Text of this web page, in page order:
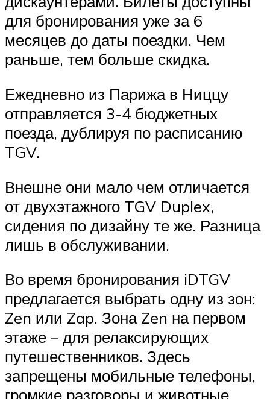
для бронирования уже за 6
месяцев до даты поездки. Чем
раньше, тем больше скидка.
Ежедневно из Парижа в Ниццу
отправляется 3-4 бюджетных
поезда, дублируя по расписанию
TGV.
Внешне они мало чем отличается
от двухэтажного TGV Duplex,
сидения по дизайну те же. Разница
лишь в обслуживании.
Во время бронирования iDTGV
предлагается выбрать одну из зон:
Zen или Zap. Зона Zen на первом
этаже – для релаксирующих
путешественников. Здесь
запрещены мобильные телефоны,
громкие разговоры и животные.